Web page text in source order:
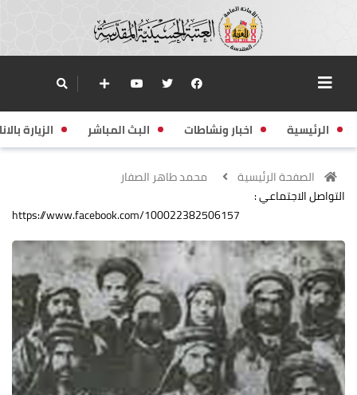
الرئيسية اخبار ونشاطات البث المباشر الزيارة
الصفحة الرئيسية
محمد طاهر الصفار
التواصل الاجتماعي :
https://www.facebook.com/100022382506157